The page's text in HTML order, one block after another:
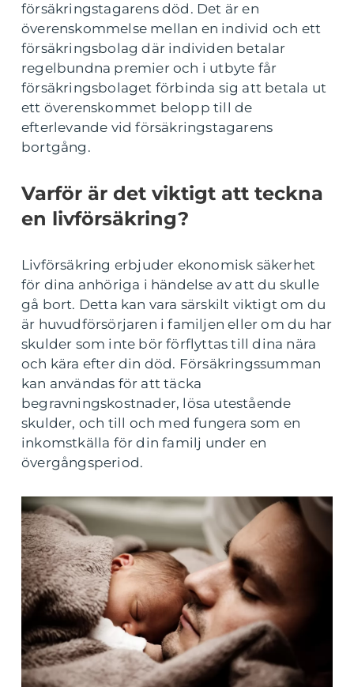
försäkringstagarens död. Det är en
överenskommelse mellan en individ och ett
försäkringsbolag där individen betalar
regelbundna premier och i utbyte får
försäkringsbolaget förbinda sig att betala ut
ett överenskommet belopp till de
efterlevande vid försäkringstagarens
bortgång.
Varför är det viktigt att teckna
en livförsäkring?
Livförsäkring erbjuder ekonomisk säkerhet
för dina anhöriga i händelse av att du skulle
gå bort. Detta kan vara särskilt viktigt om du
är huvudförsörjaren i familjen eller om du har
skulder som inte bör förflyttas till dina nära
och kära efter din död. Försäkringssumman
kan användas för att täcka
begravningskostnader, lösa utestående
skulder, och till och med fungera som en
inkomstkälla för din familj under en
övergångsperiod.